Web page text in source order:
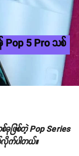
Pop 5 Pro သစ်
ခုဖြစ်တဲ့ Pop Series
က်ပါတယ်။